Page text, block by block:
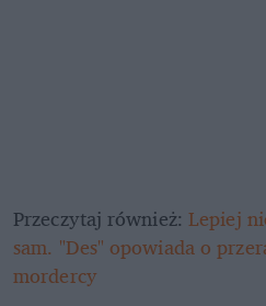
Przeczytaj również: Lepiej
sam. "Des" opowiada o
mordercy